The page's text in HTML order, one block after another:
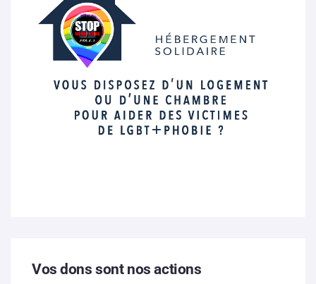
Vos dons sont nos actions